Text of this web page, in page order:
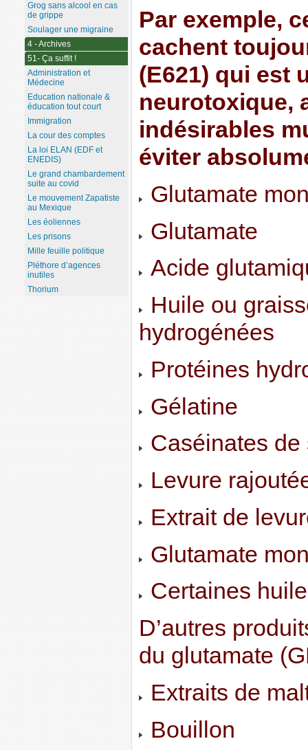
Par exemple,
cachent
(E621) qui est
neurotoxique,
indésirables
éviter
Glutamate
Glutamate
Acide
Huile ou
hydrogénées
Protéines
Gélatine
Caséinates
Levure
Extrait de
Glutamate
Certaines
D’autres
du glutamate
Extraits de
Bouillon
Grog sans alcool en cas
de grippe
Soulager une migraine
4 - Archives
51- Ça suffit !
Administration et
Médecine
Education nationale &
éducation tout court
Immigration
La cour des comptes
La loi ELAN (EDF et
ENEDIS)
Le grand chambardement
suite au covid
Le mouvement Zapatiste
au Mexique
Les éoliennes
Les prisons
Mille feuille politique
Pléthore d’agences
inutiles
Thorium